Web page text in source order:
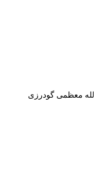
الله معظمی گودرزی